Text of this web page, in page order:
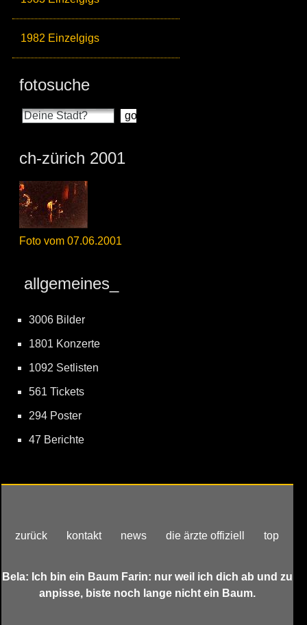
1982 Einzelgigs
fotosuche
ch-zürich 2001
Foto vom 07.06.2001
allgemeines_
3006 Bilder
1801 Konzerte
1092 Setlisten
561 Tickets
294 Poster
47 Berichte
zurück kontakt news die ärzte offiziell top
Bela: Ich bin ein Baum Farin: nur weil ich dich ab und zu
anpisse, biste noch lange nicht ein Baum.